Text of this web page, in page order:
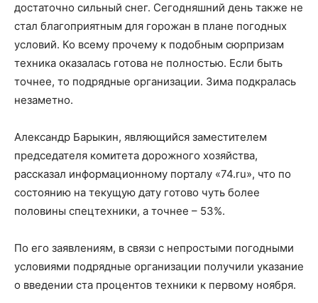
достаточно сильный снег. Сегодняшний день также не
стал благоприятным для горожан в плане погодных
условий. Ко всему прочему к подобным сюрпризам
техника оказалась готова не полностью. Если быть
точнее, то подрядные организации. Зима подкралась
незаметно.
Александр Барыкин, являющийся заместителем
председателя комитета дорожного хозяйства,
рассказал информационному порталу «74.ru», что по
состоянию на текущую дату готово чуть более
половины спецтехники, а точнее – 53%.
По его заявлениям, в связи с непростыми погодными
условиями подрядные организации получили указание
о введении ста процентов техники к первому ноября.